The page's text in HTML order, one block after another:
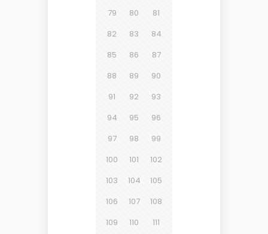
79
80
81
82
83
84
85
86
87
88
89
90
91
92
93
94
95
96
97
98
99
100
101
102
103
104
105
106
107
108
109
110
111